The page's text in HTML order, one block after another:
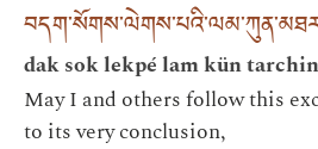
dak sok lekpé lam kün
May I and others follow this
to its very conclusion,